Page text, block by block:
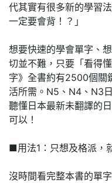
代其實有很多新的學習
一定要會背！？」
想要快速的學會單字、
切並不難，只要「看得
字》全書約有2500個關
活所需。N5、N4、N3
聽懂日本最新未翻譯的
可以！
■用法1：只想及格派，
沒時間看完整本書的單